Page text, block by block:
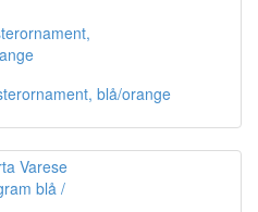
blå/orange